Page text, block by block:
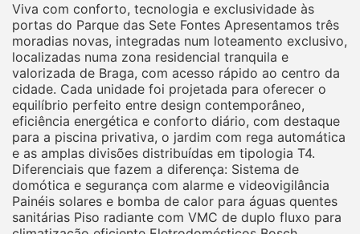
Viva com conforto, tecnologia e exclusividade às
portas do Parque das Sete Fontes Apresentamos três
moradias novas, integradas num loteamento exclusivo,
localizadas numa zona residencial tranquila e
valorizada de Braga, com acesso rápido ao centro da
cidade. Cada unidade foi projetada para oferecer o
equilíbrio perfeito entre design contemporâneo,
eficiência energética e conforto diário, com destaque
para a piscina privativa, o jardim com rega automática
e as amplas divisões distribuídas em tipologia T4.
Diferenciais que fazem a diferença: Sistema de
domótica e segurança com alarme e videovigilância
Painéis solares e bomba de calor para águas quentes
sanitárias Piso radiante com VMC de duplo fluxo para